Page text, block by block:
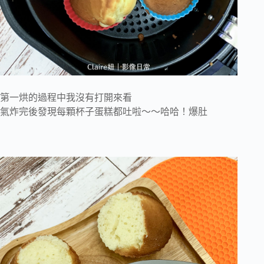
第一烘的過程中我沒有打開來看
氣炸完後發現每顆杯子蛋糕都吐啦～～哈哈！爆肚